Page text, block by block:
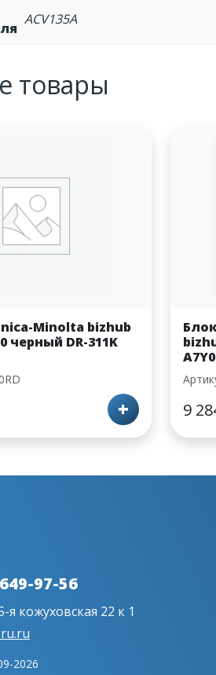
ACV135A
товары
Minolta bizhub
черный DR-311K
+ 9
97-56
я кожуховская 22 к 1
2026